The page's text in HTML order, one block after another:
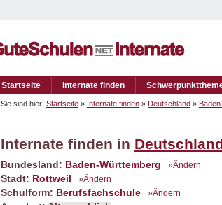
Startseite Internate finden
Sie sind hier: Startseite » Internate finden » Deutschland »
Internate finden in
Bundesland: Baden-Württemberg »Ändern
Stadt: Rottweil »Ändern
Schulform: Berufsfachschule »Ändern